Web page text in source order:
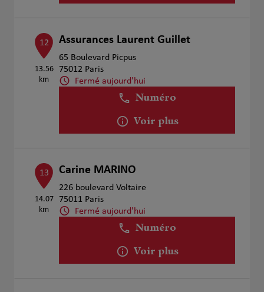
12
13.56
km
Assurances Laurent Guillet
65 Boulevard Picpus
75012 Paris
Fermé aujourd'hui
Numéro
Voir plus
13
14.07
km
Carine MARINO
226 boulevard Voltaire
75011 Paris
Fermé aujourd'hui
Numéro
Voir plus